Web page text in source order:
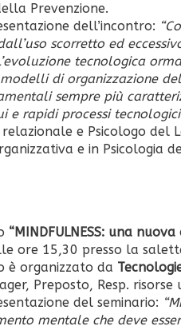
Prevenzione.
dell’incontro:
scorretto ed
tecnologica
di organizzazione
sempre più
e rapidi processi
relazionale e Psicologo del
e in Psicologia
“MINDFULNESS: una
ore 15,30 presso la
è organizzato da
Preposto, Resp. risorse
del seminario:
mentale che deve